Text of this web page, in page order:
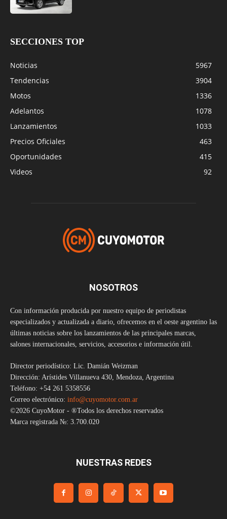
SECCIONES TOP
Noticias
5967
Tendencias
3904
Motos
1336
Adelantos
1078
Lanzamientos
1033
Precios Oficiales
463
Oportunidades
415
Videos
92
NOSOTROS
Con información producida por nuestro equipo de periodistas
especializados y actualizada a diario, ofrecemos en el oeste argentino las
últimas noticias sobre los lanzamientos de las principales marcas,
salones internacionales, servicios, accesorios e información útil.
Director periodístico: Lic. Damián Weizman
Dirección: Arístides Villanueva 430, Mendoza, Argentina
Teléfono: +54 261 5358556
Correo electrónico: info@cuyomotor.com.ar
©2026 CuyoMotor - ®Todos los derechos reservados
Marca registrada №: 3.700.020
NUESTRAS REDES